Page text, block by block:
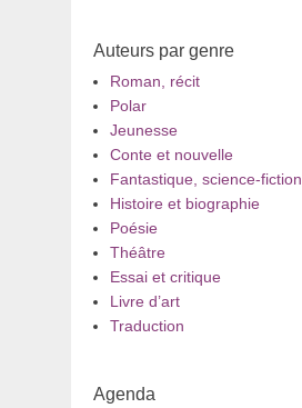
Auteurs par genre
Roman, récit
Polar
Jeunesse
Conte et nouvelle
Fantastique, science-fiction
Histoire et biographie
Poésie
Théâtre
Essai et critique
Livre d’art
Traduction
Agenda